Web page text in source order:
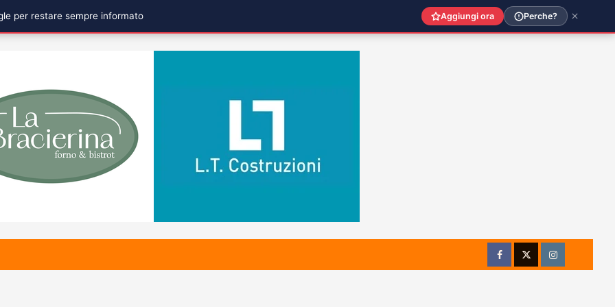
FacebookTwitterInstagram
per restare sempre informato Aggiungi ora Perche?